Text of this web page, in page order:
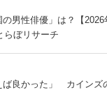
男性俳優」は？【
らぼリサーチ
ば良かった」 カインズ